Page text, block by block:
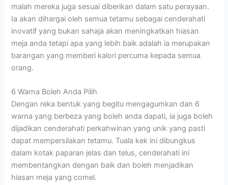
malah mereka juga sesuai diberikan dalam satu perayaan.
Ia akan dihargai oleh semua tetamu sebagai cenderahati
inovatif yang bukan sahaja akan meningkatkan hiasan
meja anda tetapi apa yang lebih baik adalah ia merupakan
barangan yang memberi kalori percuma kepada semua
orang.
6 Warna Boleh Anda Pilih
Dengan reka bentuk yang begitu mengagumkan dan 6
warna yang berbeza yang boleh anda dapati, ia juga boleh
dijadikan cenderahati perkahwinan yang unik yang pasti
dapat mempersilakan tetamu. Tuala kek ini dibungkus
dalam kotak paparan jelas dan telus, cenderahati ini
membentangkan dengan baik dan boleh menjadikan
hiasan meja yang comel.